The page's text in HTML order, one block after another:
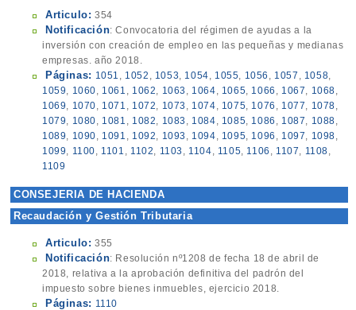
Articulo: 354
Notificación: Convocatoria del régimen de ayudas a la
inversión con creación de empleo en las pequeñas y medianas
empresas. año 2018.
Páginas: 1051 , 1052 , 1053, 1054, 1055, 1056 , 1057 , 1058,
1059, 1060, 1061 , 1062, 1063 , 1064, 1065, 1066 , 1067, 1068,
1069, 1070, 1071 , 1072, 1073 , 1074, 1075, 1076 , 1077, 1078,
1079, 1080, 1081 , 1082, 1083 , 1084, 1085, 1086 , 1087, 1088,
1089, 1090, 1091 , 1092, 1093 , 1094, 1095, 1096 , 1097, 1098,
1099, 1100, 1101 , 1102, 1103 , 1104, 1105, 1106 , 1107, 1108,
1109
CONSEJERIA DE HACIENDA
Recaudación y Gestión Tributaria
Articulo: 355
Notificación: Resolución nº1208 de fecha 18 de abril de
2018, relativa a la aprobación definitiva del padrón del
impuesto sobre bienes inmuebles, ejercicio 2018.
Páginas: 1110